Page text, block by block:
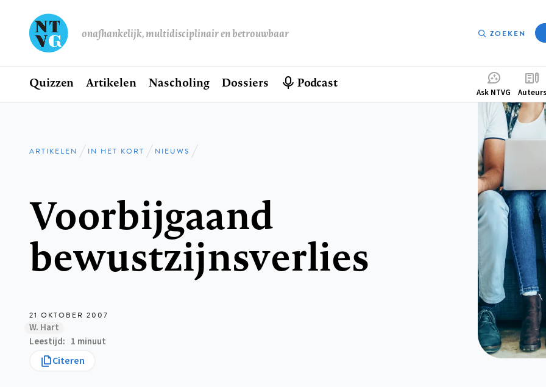
onafhankelijk, multidisciplinair en betrouwbaar ZOEKEN
Hoofdnavigatie
Home
Quizzen Artikelen Nascholing Dossiers Podcast
menu
Ask NTVG Auteurs
Kruimelpad
ARTIKELEN IN HET KORT NIEUWS
Voorbijgaand
bewustzijnsverlies
21 OKTOBER 2007
W. Hart
Leestijd
1 minuut
Citeren